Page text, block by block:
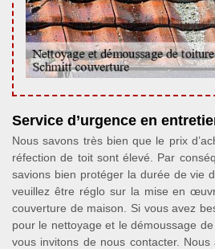
Service d’urgence en
Nous savons très bien que le prix
réfection de toit sont élevé. Par
savions bien protéger la durée de vie
veuillez être réglo sur la mise en
couverture de maison. Si vous avez
pour le nettoyage et le démoussage
vous invitons de nous contacter.